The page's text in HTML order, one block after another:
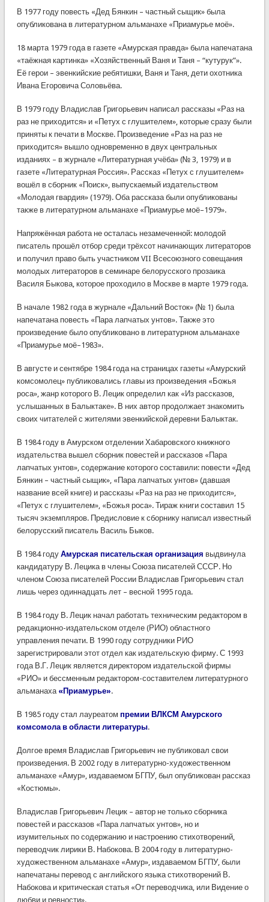
В 1977 году повесть «Дед Бянкин – частный сыщик» была
опубликована в литературном альманахе «Приамурье моё».
18 марта 1979 года в газете «Амурская правда» была напечатана
«таёжная картинка» «Хозяйственный Ваня и Таня – “кутурук”».
Её герои – эвенкийские ребятишки, Ваня и Таня, дети охотника
Ивана Егоровича Соловьёва.
В 1979 году Владислав Григорьевич написал рассказы «Раз на
раз не приходится» и «Петух с глушителем», которые сразу были
приняты к печати в Москве. Произведение «Раз на раз не
приходится» вышло одновременно в двух центральных
изданиях – в журнале «Литературная учёба» (№ 3, 1979) и в
газете «Литературная Россия». Рассказ «Петух с глушителем»
вошёл в сборник «Поиск», выпускаемый издательством
«Молодая гвардия» (1979). Оба рассказа были опубликованы
также в литературном альманахе «Приамурье моё–1979».
Напряжённая работа не осталась незамеченной: молодой
писатель прошёл отбор среди трёхсот начинающих литераторов
и получил право быть участником VII Всесоюзного совещания
молодых литераторов в семинаре белорусского прозаика
Василя Быкова, которое проходило в Москве в марте 1979 года.
В начале 1982 года в журнале «Дальний Восток» (№ 1) была
напечатана повесть «Пара лапчатых унтов». Также это
произведение было опубликовано в литературном альманахе
«Приамурье моё–1983».
В августе и сентябре 1984 года на страницах газеты «Амурский
комсомолец» публиковались главы из произведения «Божья
роса», жанр которого В. Лецик определил как «Из рассказов,
услышанных в Балыктаке». В них автор продолжает знакомить
своих читателей с жителями эвенкийской деревни Балыктак.
В 1984 году в Амурском отделении Хабаровского книжного
издательства вышел сборник повестей и рассказов «Пара
лапчатых унтов», содержание которого составили: повести «Дед
Бянкин – частный сыщик», «Пара лапчатых унтов» (давшая
название всей книге) и рассказы «Раз на раз не приходится»,
«Петух с глушителем», «Божья роса». Тираж книги составил 15
тысяч экземпляров. Предисловие к сборнику написал известный
белорусский писатель Василь Быков.
В 1984 году Амурская писательская организация выдвинула
кандидатуру В. Лецика в члены Союза писателей СССР. Но
членом Союза писателей России Владислав Григорьевич стал
лишь через одиннадцать лет – весной 1995 года.
В 1984 году В. Лецик начал работать техническим редактором в
редакционно-издательском отделе (РИО) областного
управления печати. В 1990 году сотрудники РИО
зарегистрировали этот отдел как издательскую фирму. С 1993
года В.Г. Лецик является директором издательской фирмы
«РИО» и бессменным редактором-составителем литературного
альманаха «Приамурье».
В 1985 году стал лауреатом премии ВЛКСМ Амурского
комсомола в области литературы.
Долгое время Владислав Григорьевич не публиковал свои
произведения. В 2002 году в литературно-художественном
альманахе «Амур», издаваемом БГПУ, был опубликован рассказ
«Костюмы».
Владислав Григорьевич Лецик – автор не только сборника
повестей и рассказов «Пара лапчатых унтов», но и
изумительных по содержанию и настроению стихотворений,
переводчик лирики В. Набокова. В 2004 году в литературно-
художественном альманахе «Амур», издаваемом БГПУ, были
напечатаны перевод с английского языка стихотворений В.
Набокова и критическая статья «От переводчика, или Видение о
любви и ревности».